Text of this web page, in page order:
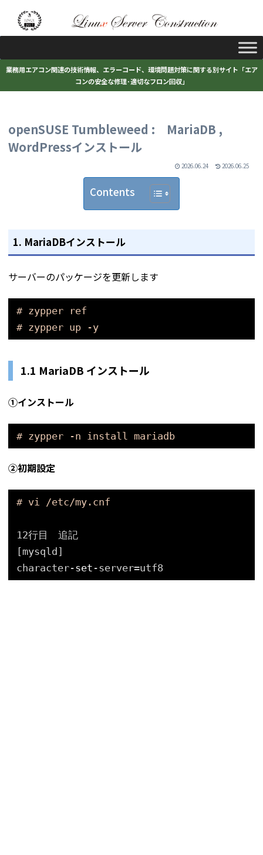
業務用エアコン関連の技術情報、エラーコード、環境問題対策に関する別サイト「エア
コンの安全な修理･適切なフロン回収」
openSUSE Tumbleweed : MariaDB ,
WordPressインストール
2026.06.24 2026.06.25
Contents
1. MariaDBインストール
サーバーのパッケージを更新します
# zypper ref
# zypper up -y
1.1 MariaDB インストール
①インストール
# zypper -n install mariadb
②初期設定
# vi /etc/my.cnf
12行目　追記
[mysqld]
character-set -server=utf8